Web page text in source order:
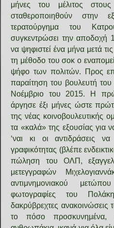
μήνες του μέλιτος
σταθεροποιηθούν στην
τερατούργημα του
συγκεντρώσει την αποδοχή
να ψηφιστεί ένα μήνα μετά
τη μέθοδο του σοκ ο
ψήφο των πολιτών. Προς
παραίτηση του βουλευτή
Νοέμβριο του 2015. Η
άργησε έξι μήνες ώστε
της νέας κοινοβουλευτικής
τα «καλά» της εξουσίας για
‘ναι κι οι αντιδράσεις
γραφικότητας (βλέπε
πώληση του ΟΛΠ,
μετεγγραφών
αντιμνημονιακού
φωτογραφίες του
δακρύβρεχτες
το πόσο προσκυνημένα,